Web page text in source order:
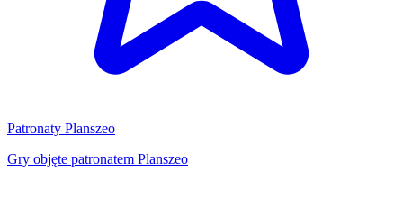
Patronaty Planszeo
Gry objęte patronatem Planszeo